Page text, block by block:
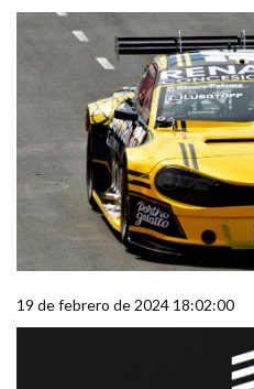
19 de febrero de 2024 18:02:00